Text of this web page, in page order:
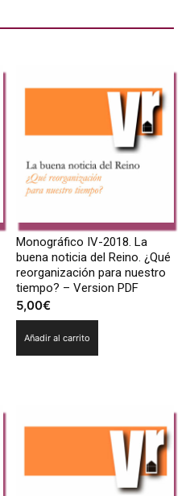
Monográfico IV-2018. La
buena noticia del Reino. ¿Qué
reorganización para nuestro
tiempo? – Version PDF
5,00€
Añadir al carrito